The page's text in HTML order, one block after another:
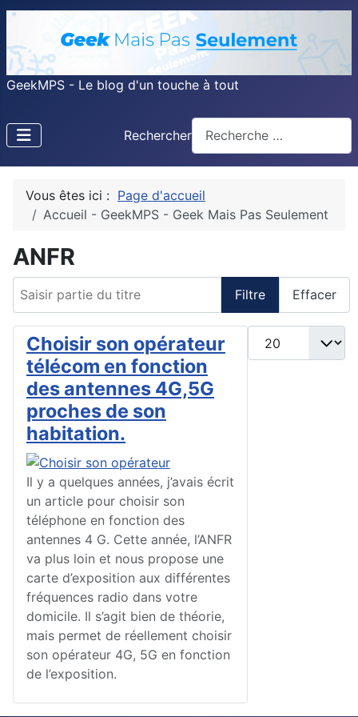
GeekMPS - Le blog d'un touche à tout
Rechercher
Vous êtes ici : Page d'accueil
Accueil - GeekMPS - Geek Mais Pas Seulement
ANFR
Filtre Effacer
Afficher #
Choisir son opérateur
télécom en fonction
des antennes 4G,5G
proches de son
habitation.
Il y a quelques années, j’avais écrit
un article pour choisir son
téléphone en fonction des
antennes 4 G. Cette année, l’ANFR
va plus loin et nous propose une
carte d’exposition aux différentes
fréquences radio dans votre
domicile. Il s’agit bien de théorie,
mais permet de réellement choisir
son opérateur 4G, 5G en fonction
de l’exposition.